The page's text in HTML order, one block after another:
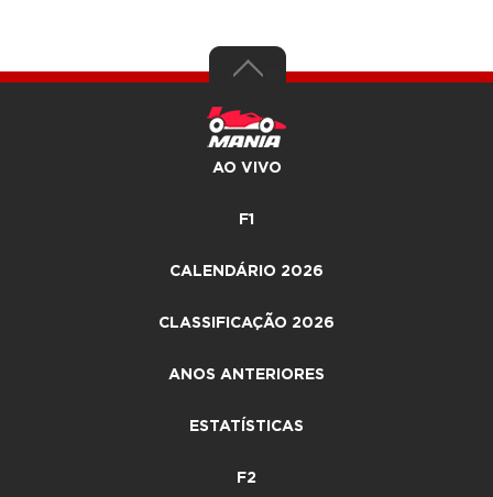
AO VIVO
F1
CALENDÁRIO 2026
CLASSIFICAÇÃO 2026
ANOS ANTERIORES
ESTATÍSTICAS
F2